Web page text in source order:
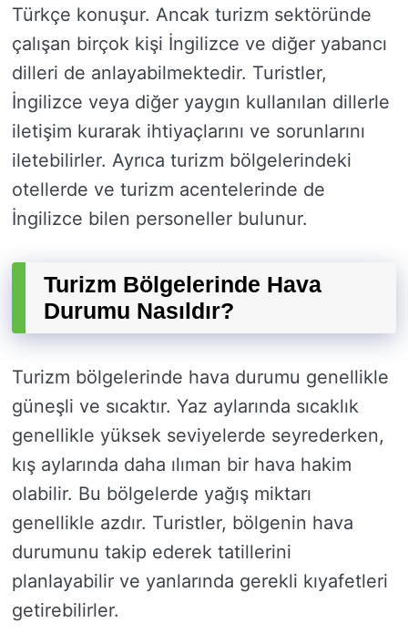
Türkçe konuşur. Ancak turizm sektöründe
çalışan birçok kişi İngilizce ve diğer yabancı
dilleri de anlayabilmektedir. Turistler,
İngilizce veya diğer yaygın kullanılan dillerle
iletişim kurarak ihtiyaçlarını ve sorunlarını
iletebilirler. Ayrıca turizm bölgelerindeki
otellerde ve turizm acentelerinde de
İngilizce bilen personeller bulunur.
Turizm Bölgelerinde Hava
Durumu Nasıldır?
Turizm bölgelerinde hava durumu genellikle
güneşli ve sıcaktır. Yaz aylarında sıcaklık
genellikle yüksek seviyelerde seyrederken,
kış aylarında daha ılıman bir hava hakim
olabilir. Bu bölgelerde yağış miktarı
genellikle azdır. Turistler, bölgenin hava
durumunu takip ederek tatillerini
planlayabilir ve yanlarında gerekli kıyafetleri
getirebilirler.